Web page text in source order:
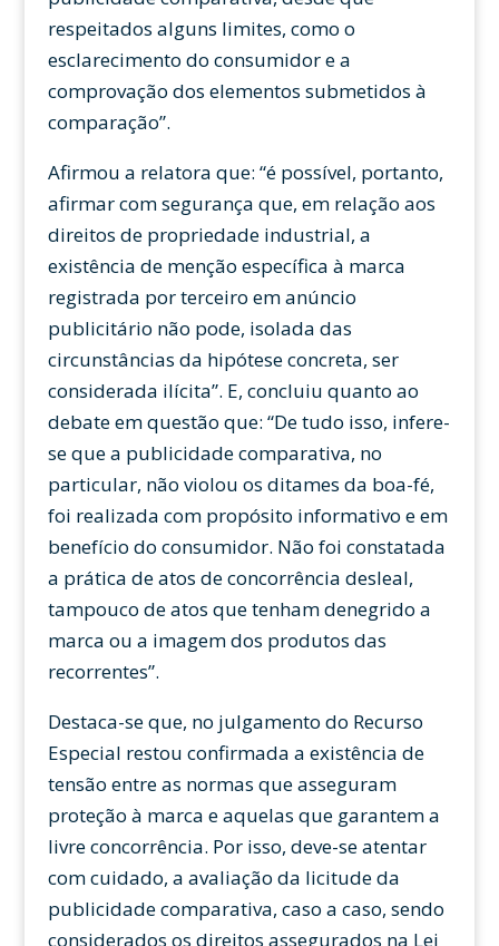
respeitados alguns limites, como o
esclarecimento do consumidor e a
comprovação dos elementos submetidos à
comparação”.
Afirmou a relatora que: “é possível, portanto,
afirmar com segurança que, em relação aos
direitos de propriedade industrial, a
existência de menção específica à marca
registrada por terceiro em anúncio
publicitário não pode, isolada das
circunstâncias da hipótese concreta, ser
considerada ilícita”. E, concluiu quanto ao
debate em questão que: “De tudo isso, infere-
se que a publicidade comparativa, no
particular, não violou os ditames da boa-fé,
foi realizada com propósito informativo e em
benefício do consumidor. Não foi constatada
a prática de atos de concorrência desleal,
tampouco de atos que tenham denegrido a
marca ou a imagem dos produtos das
recorrentes”.
Destaca-se que, no julgamento do Recurso
Especial restou confirmada a existência de
tensão entre as normas que asseguram
proteção à marca e aquelas que garantem a
livre concorrência. Por isso, deve-se atentar
com cuidado, a avaliação da licitude da
publicidade comparativa, caso a caso, sendo
considerados os direitos assegurados na Lei